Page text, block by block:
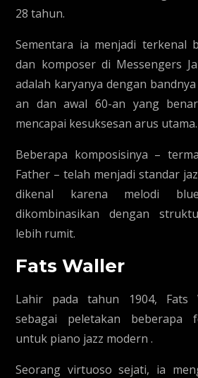
28 tahun.
Sementara ia menjadi terkenal
dan komposer di Messengers
adalah karyanya dengan
an dan awal 60-an yang
mencapai kesuksesan arus utama.
Beberapa komposisinya –
Father – telah menjadi standar
dikenal karena melodi
dikombinasikan dengan
lebih rumit.
Fats Waller
Lahir pada tahun 1904, Fats
sebagai peletakan beberapa
untuk piano jazz modern .
Seorang virtuoso sejati, ia